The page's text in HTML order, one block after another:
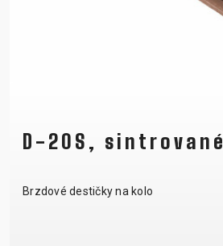
D-20S, sintrované
Brzdové destičky na kolo